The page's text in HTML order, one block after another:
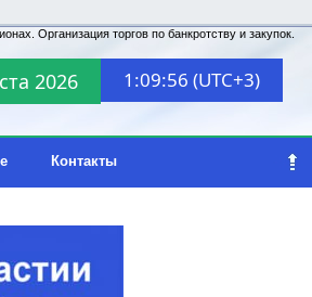
2026 1:09:56 (UTC+3)
Организация торгов по банкротству и закупок.
Контакты